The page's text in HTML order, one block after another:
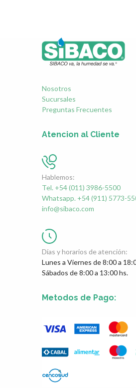
Nosotros
Sucursales
Preguntas Frecuentes
Atencion al Cliente
Hablemos:
Tel. +54 (011) 3986-5500
Whatsapp. +54 (911) 5773-
info@sibaco.com
Días y horarios de atención:
Lunes a Viernes de 8:00 a
Sábados de 8:00 a 13:00 hs.
Metodos de Pago: